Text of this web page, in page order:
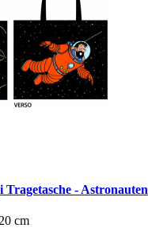
- Astronauten
cm